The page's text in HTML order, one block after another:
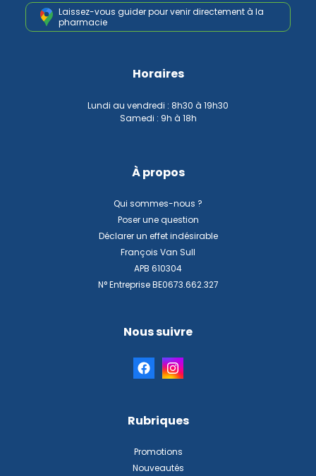
Laissez-vous guider pour venirdirectement à la
pharmacie
Horaires
Lundi au vendredi : 8h30 à 19h30
Samedi : 9h à 18h
À propos
Qui sommes-nous ?
Poser une question
Déclarer un effet indésirable
François Van Sull
APB 610304
N° Entreprise BE0673.662.327
Nous suivre
Rubriques
Promotions
Nouveautés